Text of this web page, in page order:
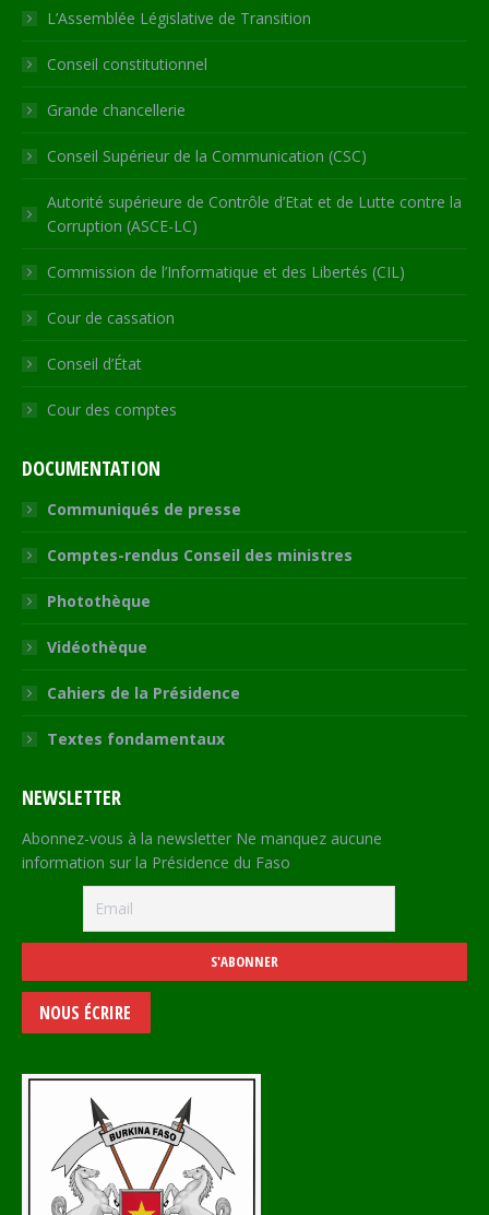
in
new
window
in
new
window
in
new
window
in
new
window
opens
in
new
L’Assemblée Législative de Transition
Conseil constitutionnel
Grande chancellerie
Conseil Supérieur de la Communication (CSC)
Autorité supérieure de Contrôle d’Etat et de Lutte contre la
Corruption (ASCE-LC)
Commission de l’Informatique et des Libertés (CIL)
Cour de cassation
Conseil d’État
Cour des comptes
DOCUMENTATION
Communiqués de presse
Comptes-rendus Conseil des ministres
Photothèque
Vidéothèque
Cahiers de la Présidence
Textes fondamentaux
NEWSLETTER
Abonnez-vous à la newsletter Ne manquez aucune
information sur la Présidence du Faso
NOUS ÉCRIRE